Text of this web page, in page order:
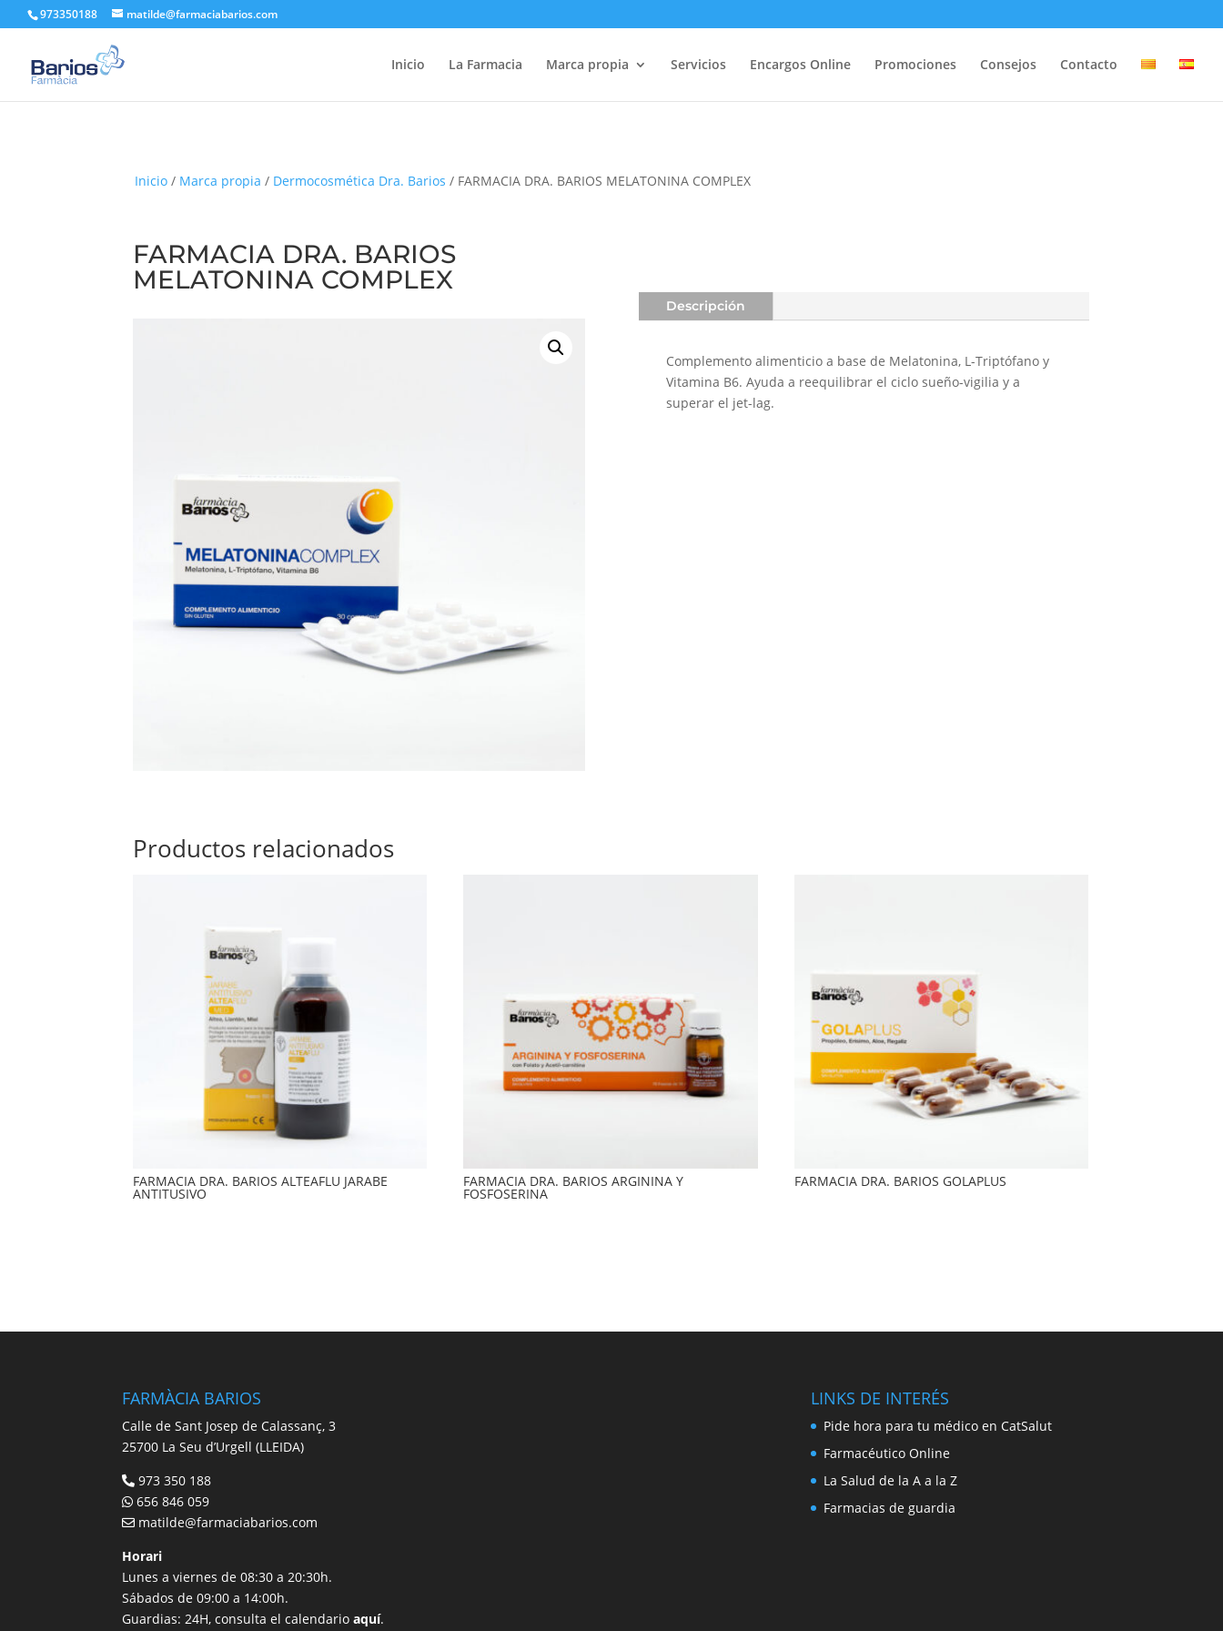
973350188 matilde@farmaciabarios.com
Inicio La Farmacia Marca propia Servicios Encargos Online Promociones Consejos Contacto
Inicio / Marca propia / Dermocosmética Dra. Barios / FARMACIA DRA. BARIOS MELATONINA COMPLEX
FARMACIA DRA. BARIOS
MELATONINA COMPLEX
Descripción
Complemento alimenticio a base de Melatonina, L-Triptófano y
Vitamina B6. Ayuda a reequilibrar el ciclo sueño-vigilia y a
superar el jet-lag.
Productos relacionados
FARMACIA DRA. BARIOS ALTEAFLU JARABE
ANTITUSIVO
FARMACIA DRA. BARIOS ARGININA Y
FOSFOSERINA
FARMACIA DRA. BARIOS GOLAPLUS
FARMÀCIA BARIOS
Calle de Sant Josep de Calassanç, 3
25700 La Seu d’Urgell (LLEIDA)
973 350 188
656 846 059
matilde@farmaciabarios.com
Horari
Lunes a viernes de 08:30 a 20:30h.
Sábados de 09:00 a 14:00h.
Guardias: 24H, consulta el calendarioaquí.
LINKS DE INTERÉS
Pide hora para tu médico en CatSalut
Farmacéutico Online
La Salud de la A a la Z
Farmacias de guardia